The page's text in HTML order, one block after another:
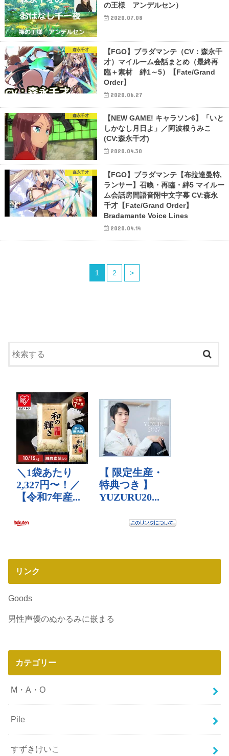
の王様 アンデルセン）
2020.07.08
森永千才
【FGO】ブラダマンテ（CV：森永千
才）マイルーム会話まとめ（最終再
臨＋素材 絆1～5）【Fate/Grand
Order】
2020.06.27
森永千才
【NEW GAME! キャラソン6】「いと
しかなし月日よ」／阿波根うみこ
(CV:森永千才)
2020.04.30
森永千才
【FGO】ブラダマンテ【布拉達曼特,
ランサー】召喚・再臨・絆5 マイルー
ム会話房間語音附中文字幕 CV:森永
千才【Fate/Grand Order】
Bradamante Voice Lines
2020.04.14
1 2 >
リンク
Goods
男性声優のぬかるみに嵌まる
カテゴリー
M・A・O
Pile
すずきけいこ